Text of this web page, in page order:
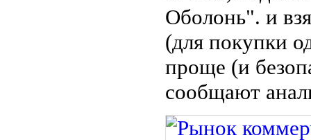
Оболонь". и
(для покупки
проще (и
сообщают